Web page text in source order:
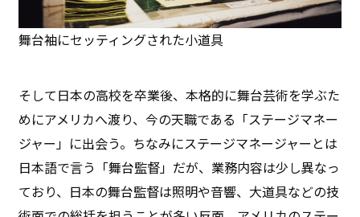
舞台袖にセッティングされた小道具
そして日本の高校を卒業後、本格的に舞台芸術を学ぶた
めにアメリカへ渡り、今の天職である「ステージマネー
ジャー」に出会う。ちなみにステージマネージャーとは
日本語で言う「舞台監督」だが、業務内容は少し異なっ
ており、日本の舞台監督は照明や音響、大道具などの技